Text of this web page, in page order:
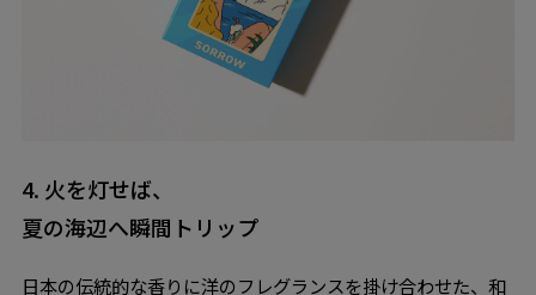
4. 火を灯せば、
夏の海辺へ瞬間トリップ
日本の伝統的な香りに洋のフレグランスを掛け合わせた、和